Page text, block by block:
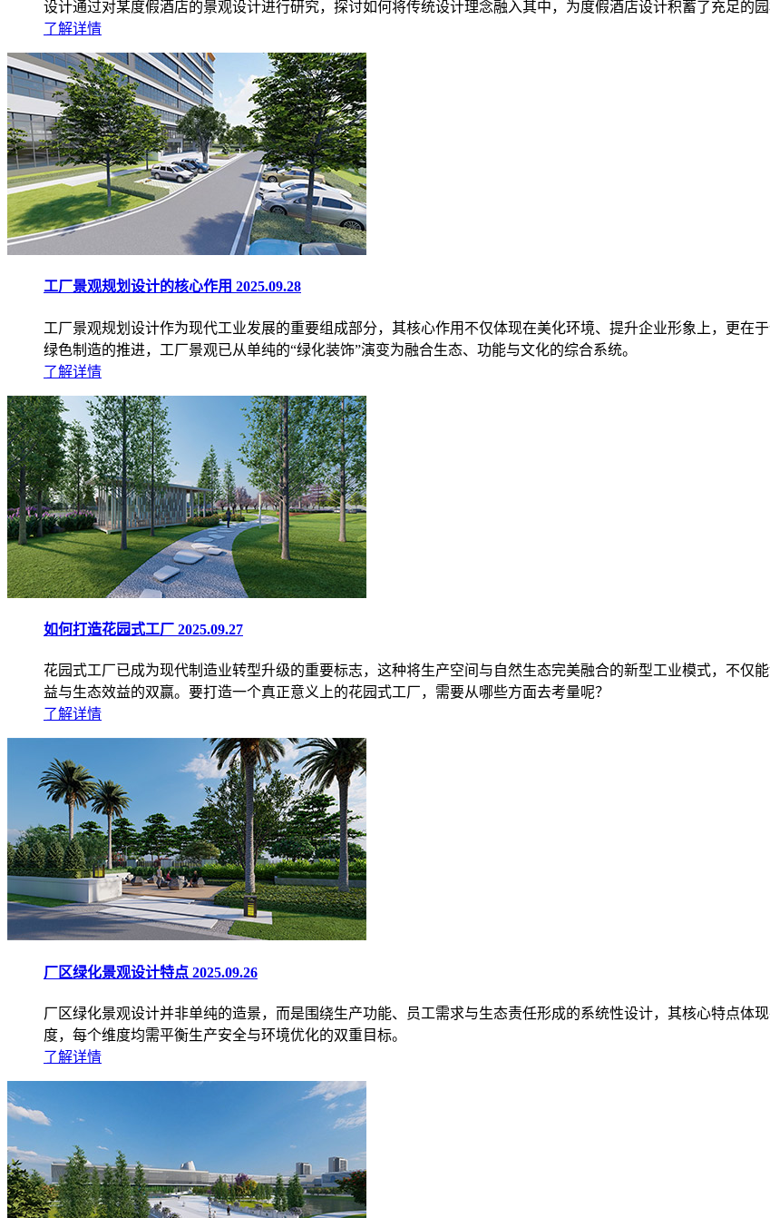
设计通过对某度假酒店的景观设计进行研究，探讨如何将传统设计理念融入其中，为度假酒店设计积蓄了充足的
了解详情
工厂景观规划设计的核心作用 2025.09.28
工厂景观规划设计作为现代工业发展的重要组成部分，其核心作用不仅体现在美化环境、提升企业形象上，更在
绿色制造的推进，工厂景观已从单纯的“绿化装饰”演变为融合生态、功能与文化的综合系统。
了解详情
如何打造花园式工厂 2025.09.27
花园式工厂已成为现代制造业转型升级的重要标志，这种将生产空间与自然生态完美融合的新型工业模式，不仅
益与生态效益的双赢。要打造一个真正意义上的花园式工厂，需要从哪些方面去考量呢？
了解详情
厂区绿化景观设计特点 2025.09.26
厂区绿化景观设计并非单纯的造景，而是围绕生产功能、员工需求与生态责任形成的系统性设计，其核心特点体
度，每个维度均需平衡生产安全与环境优化的双重目标。
了解详情